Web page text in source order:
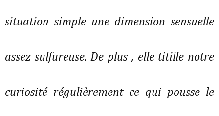
situation simple une dimension sensuelle
assez sulfureuse. De plus , elle titille notre
curiosité régulièrement ce qui pousse le